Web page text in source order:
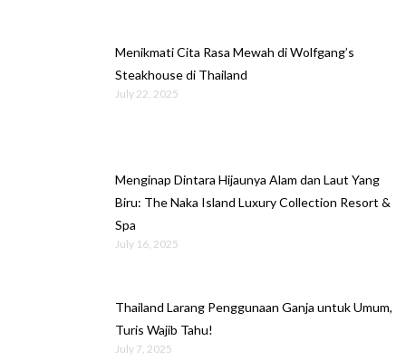
Menikmati Cita Rasa Mewah di Wolfgang’s
Steakhouse di Thailand
July 22, 2025
Menginap Dintara Hijaunya Alam dan Laut Yang
Biru: The Naka Island Luxury Collection Resort &
Spa
July 16, 2025
Thailand Larang Penggunaan Ganja untuk Umum,
Turis Wajib Tahu!
July 7, 2025